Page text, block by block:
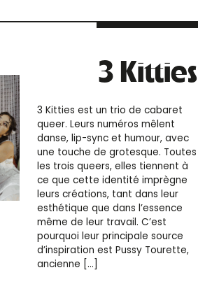
3 Kitties
3 Kitties est un trio de cabaret
queer. Leurs numéros mêlent
danse, lip-sync et humour, avec
une touche de grotesque. Toutes
les trois queers, elles tiennent à
ce que cette identité imprègne
leurs créations, tant dans leur
esthétique que dans l’essence
même de leur travail. C’est
pourquoi leur principale source
d’inspiration est Pussy Tourette,
ancienne […]